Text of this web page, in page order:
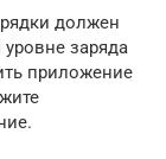
должен
заряда
приложение